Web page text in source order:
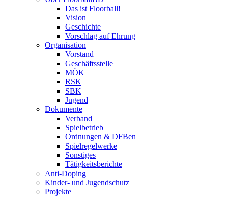
Das ist Floorball!
Vision
Geschichte
Vorschlag auf Ehrung
Organisation
Vorstand
Geschäftsstelle
MÖK
RSK
SBK
Jugend
Dokumente
Verband
Spielbetrieb
Ordnungen & DFBen
Spielregelwerke
Sonstiges
Tätigkeitsberichte
Anti-Doping
Kinder- und Jugendschutz
Projekte